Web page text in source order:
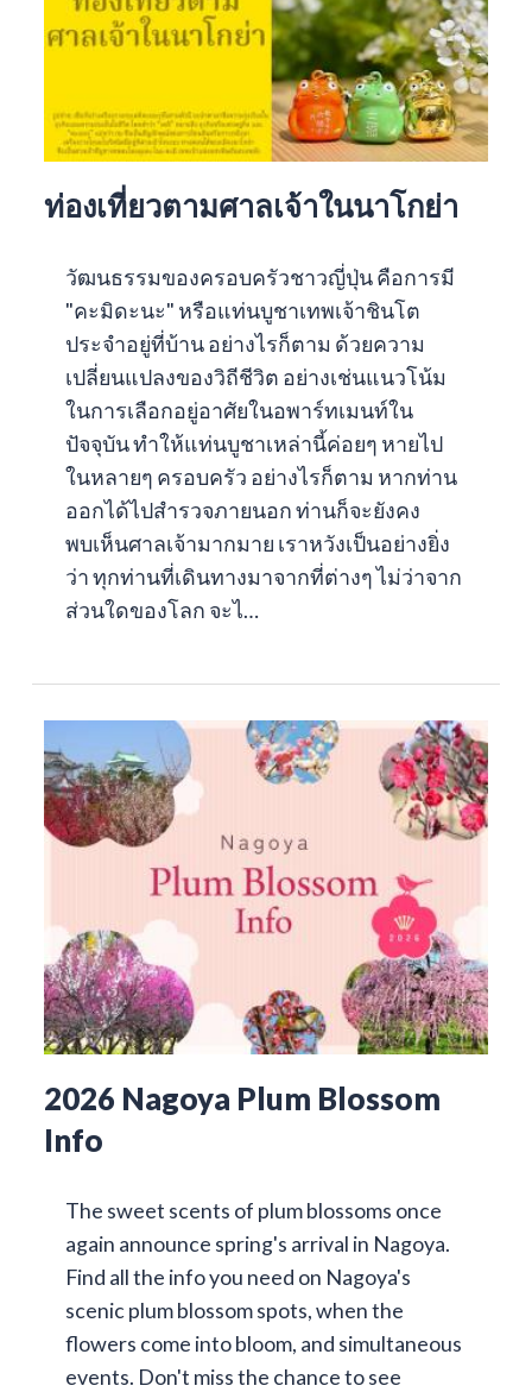
ท่องเที่ยวตามศาลเจ้าในนาโกย่า
วัฒนธรรมของครอบครัวชาวญี่ปุ่น คือการมี
"คะมิดะนะ" หรือแท่นบูชาเทพเจ้าชินโต
ประจำอยู่ที่บ้าน อย่างไรก็ตาม ด้วยความ
เปลี่ยนแปลงของวิถีชีวิต อย่างเช่นแนวโน้ม
ในการเลือกอยู่อาศัยในอพาร์ทเมนท์ใน
ปัจจุบัน ทำให้แท่นบูชาเหล่านี้ค่อยๆ หายไป
ในหลายๆ ครอบครัว อย่างไรก็ตาม หากท่าน
ออกได้ไปสำรวจภายนอก ท่านก็จะยังคง
พบเห็นศาลเจ้ามากมาย เราหวังเป็นอย่างยิ่ง
ว่า ทุกท่านที่เดินทางมาจากที่ต่างๆ ไม่ว่าจาก
ส่วนใดของโลก จะไ…
2026 Nagoya Plum Blossom
Info
The sweet scents of plum blossoms once
again announce spring's arrival in Nagoya.
Find all the info you need on Nagoya's
scenic plum blossom spots, when the
flowers come into bloom, and simultaneous
events. Don't miss the chance to see